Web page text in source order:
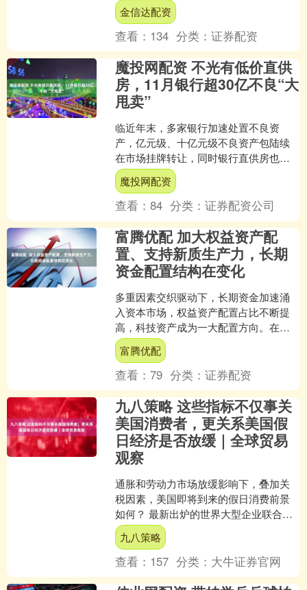
亿元。可转债方面，今日共成交384只....
金信达配资
查看： 134 分类：证券配资
魔投网配资 不光有低价直供
房，11月银行超30亿不良“大
甩卖”
临近年末，多家银行加速处置不良资
产，亿元级、十亿元级不良资产包陆续
在市场挂牌转让，同时银行直供房也成
为市场关注热点。 业内人士指出，当前
银行不良资产处置正从被动....
魔投网配资
查看：84 分类：证券配资公司
富腾优配 加大权益资产配
置、支持新质生产力，长期
资金配置结构在变化
多重因素交织驱动下，长期资金加速涌
入资本市场，权益资产配置占比不断提
高，科技资产成为一大配置方向。在此
背景之下，长期资金如何兼顾收益增长
与风险防控，长钱长投仍面....
富腾优配
查看：79 分类：证券配资
九八策略 这些指标不仅事关
美国消费者，更关系美国假
日经济是否放缓｜全球贸易
观察
通胀和劳动力市场放缓影响下，叠加关
税因素，美国即将到来的假日消费前景
如何？ 最新出炉的世界大型企业联合会
（The Conference Board）假日消费调
查....
九八策略
查看： 157 分类： 大牛证券官网